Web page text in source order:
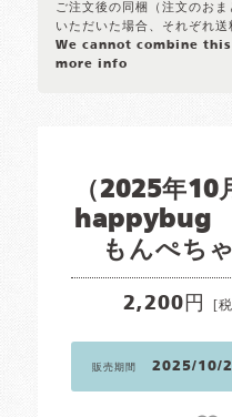
ご注文後の同梱（注文のお
いただいた場合、それぞれ送
We cannot combine
more info
（2025年10
happybug
もんぺち
2,200円 [
販売期間 2025/10/